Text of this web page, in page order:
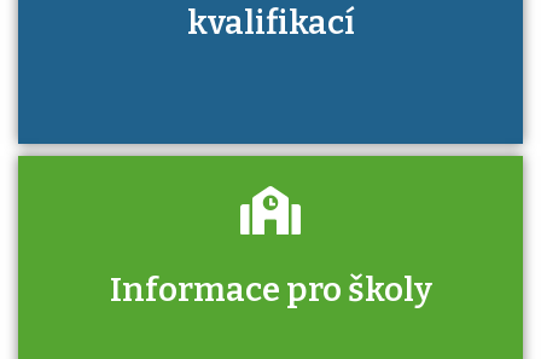
kvalifikací
Informace pro školy
Zjistěte, jak se přihlásit ke zkoušce a kde